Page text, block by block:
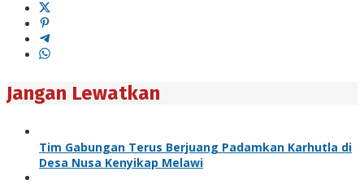
Jangan Lewatkan
Tim Gabungan Terus Berjuang Padamkan Karhutla di
Desa Nusa Kenyikap Melawi